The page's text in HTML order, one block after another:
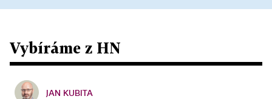
Vybíráme z HN
JAN KUBITA